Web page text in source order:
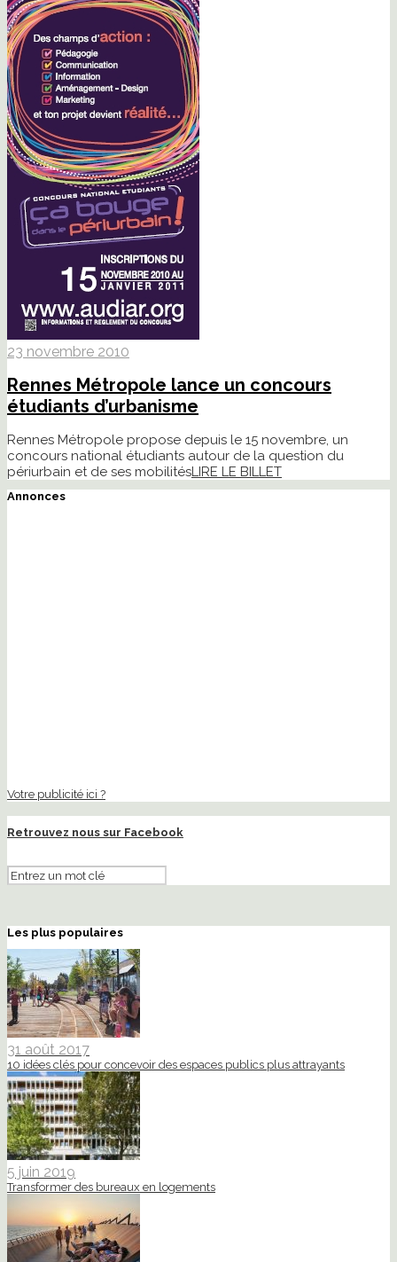
23 novembre 2010
Rennes Métropole lance un concours
étudiants d’urbanisme
Rennes Métropole propose depuis le 15 novembre, un
concours national étudiants autour de la question du
périurbain et de ses mobilitésLIRE LE BILLET
Annonces
Votre publicité ici ?
Retrouvez nous sur Facebook
Les plus populaires
31 août 2017
10 idées clés pour concevoir des espaces publics plus attrayants
5 juin 2019
Transformer des bureaux en logements